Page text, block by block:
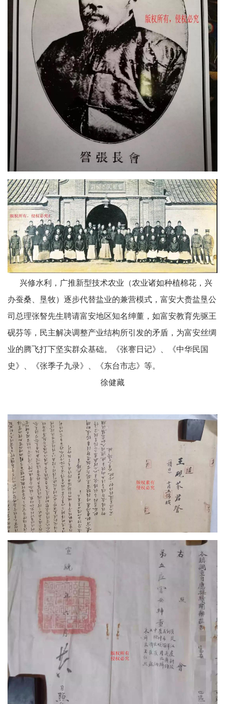
兴修水利，广推新型技术农业（农业诸如种植棉花，兴
办蚕桑、垦牧）逐步代替盐业的兼营模式，富安大赉盐垦公
司总理张詧先生聘请富安地区知名绅董，如富安教育先驱王
砚芬等，民主解决调整产业结构所引发的矛盾，为富安丝绸
业的腾飞打下坚实群众基础。《张謇日记》、《中华民国
史》、《张季子九录》、《东台市志》等。
徐健藏